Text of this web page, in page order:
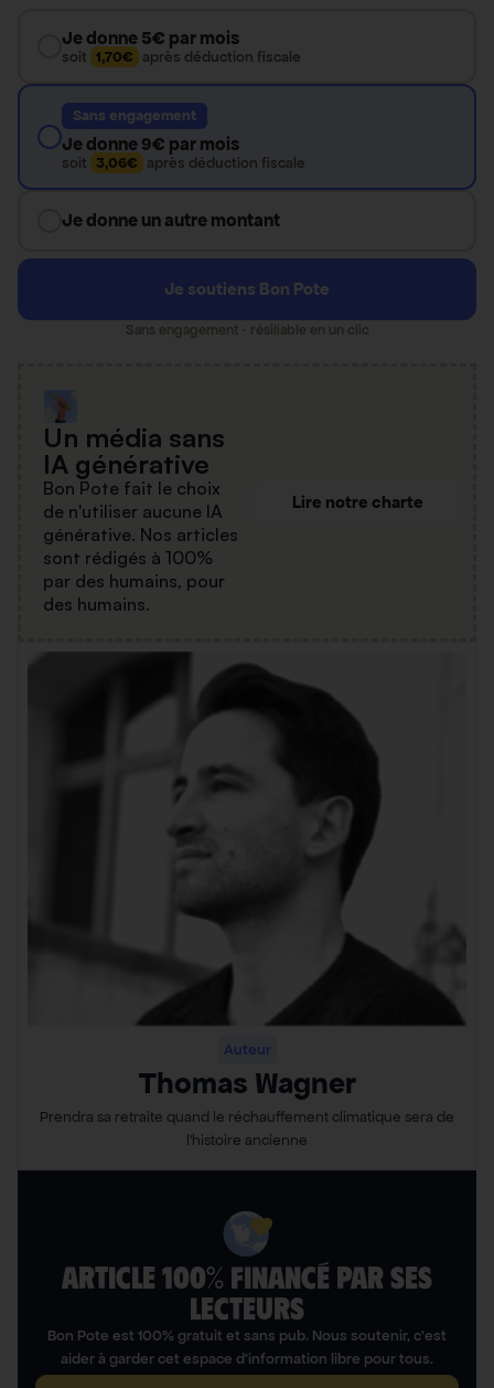
Je donne 5€ par mois
soit 1,70€ après déduction fiscale
Sans engagement
Je donne 9€ par mois
soit 3,06€ après déduction fiscale
Je donne un autre montant
Je soutiens Bon Pote
Sans engagement · résiliable en un clic
Un média sans
IA générative
Bon Pote fait le choix
de n'utiliser aucune IA
générative. Nos articles
sont rédigés à 100%
par des humains, pour
des humains.
Lire notre charte
Auteur
Thomas Wagner
Prendra sa retraite quand le réchauffement climatique sera de
l’histoire ancienne
ARTICLE 100% FINANCÉ PAR SES
LECTEURS​
Bon Pote est 100% gratuit et sans pub. Nous soutenir, c’est
aider à garder cet espace d’information libre pour tous.